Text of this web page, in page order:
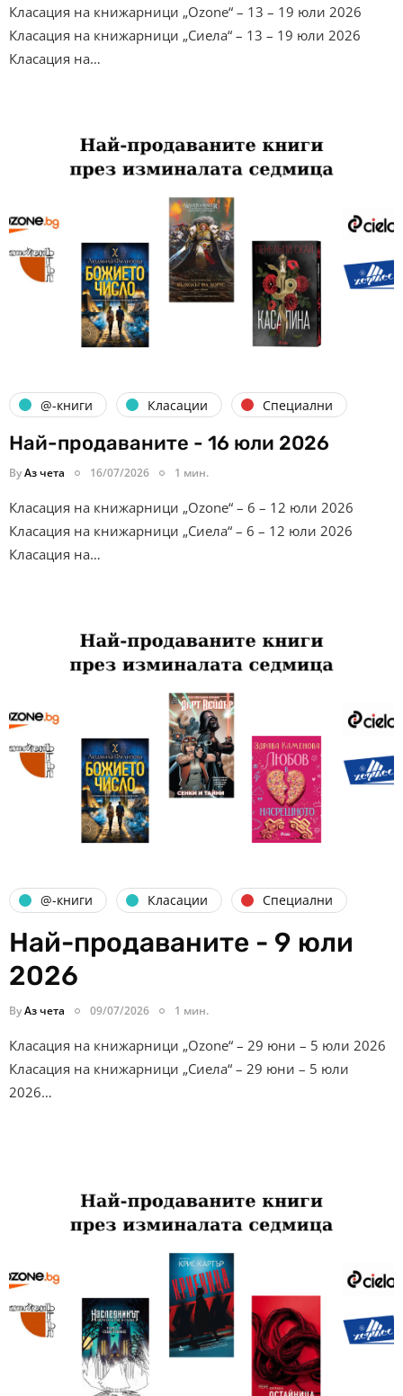
Класация на книжарници „Ozone“ – 13 – 19 юли 2026
Класация на книжарници „Сиела“ – 13 – 19 юли 2026
Класация на…
@-книги Класации Специални
Най-продаваните - 16 юли 2026
ByАз чета 16/07/2026 1 мин.
Класация на книжарници „Ozone“ – 6 – 12 юли 2026
Класация на книжарници „Сиела“ – 6 – 12 юли 2026
Класация на…
@-книги Класации Специални
Най-продаваните - 9 юли
2026
ByАз чета 09/07/2026 1 мин.
Класация на книжарници „Ozone“ – 29 юни – 5 юли 2026
Класация на книжарници „Сиела“ – 29 юни – 5 юли
2026…